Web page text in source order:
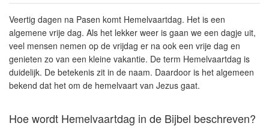
Veertig dagen na Pasen komt Hemelvaartdag. Het is een
algemene vrije dag. Als het lekker weer is gaan we een dagje uit,
veel mensen nemen op de vrijdag er na ook een vrije dag en
genieten zo van een kleine vakantie. De term Hemelvaartdag is
duidelijk. De betekenis zit in de naam. Daardoor is het algemeen
bekend dat het om de hemelvaart van Jezus gaat.
Hoe wordt Hemelvaartdag in de Bijbel beschreven?